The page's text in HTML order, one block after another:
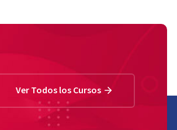
Ver Todos los Cursos